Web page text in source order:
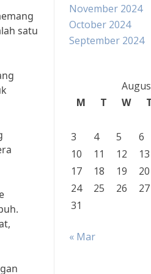
satu
November 2024
October 2024
September 2024
M
T W
3
4 5 6
10
11 12 13
17
18 19 20
24
25 26 27
31
« Mar